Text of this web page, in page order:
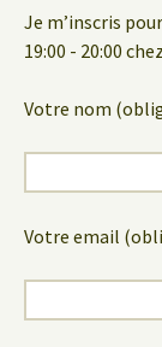
Je m’inscris pour
19:00 - 20:00 chez
Votre nom
Votre email